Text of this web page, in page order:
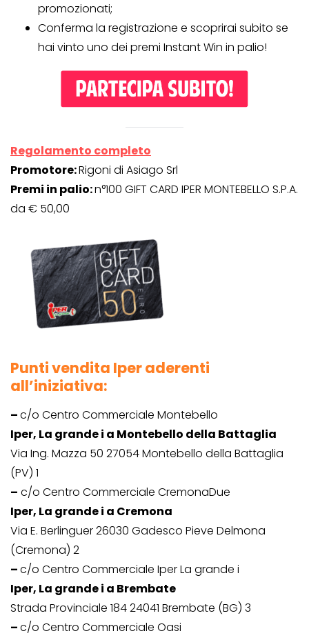
promozionati;
Conferma la registrazione e scoprirai subito se
hai vinto uno dei premi Instant Win in palio!
Regolamento completo
Promotore:Rigoni di Asiago Srl
Premi in palio:n°100 GIFT CARD IPER MONTEBELLO S.P.A.
da € 50,00
Punti vendita Iper aderenti
all’iniziativa:
–c/o Centro Commerciale Montebello
Iper, La grande i a Montebello della Battaglia
Via Ing. Mazza 50 27054 Montebello della Battaglia
(PV) 1
– c/o Centro Commerciale CremonaDue
Iper, La grande i a Cremona
Via E. Berlinguer 26030 Gadesco Pieve Delmona
(Cremona) 2
–c/o Centro Commerciale Iper La grande i
Iper, La grande i a Brembate
Strada Provinciale 184 24041 Brembate (BG) 3
–c/o Centro Commerciale Oasi